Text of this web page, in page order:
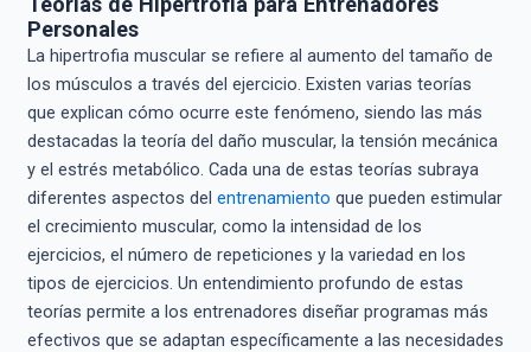
Personales
La hipertrofia muscular se refiere al aumento del tamaño de
los músculos a través del ejercicio. Existen varias teorías
que explican cómo ocurre este fenómeno, siendo las más
destacadas la teoría del daño muscular, la tensión mecánica
y el estrés metabólico. Cada una de estas teorías subraya
diferentes aspectos del entrenamiento que pueden estimular
el crecimiento muscular, como la intensidad de los
ejercicios, el número de repeticiones y la variedad en los
tipos de ejercicios. Un entendimiento profundo de estas
teorías permite a los entrenadores diseñar programas más
efectivos que se adaptan específicamente a las necesidades